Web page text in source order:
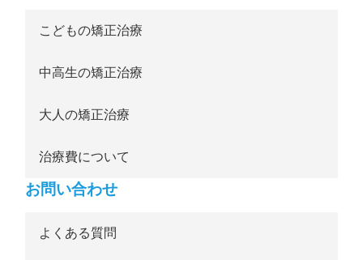
こどもの矯正治療
中高生の矯正治療
大人の矯正治療
治療費について
お問い合わせ
よくある質問